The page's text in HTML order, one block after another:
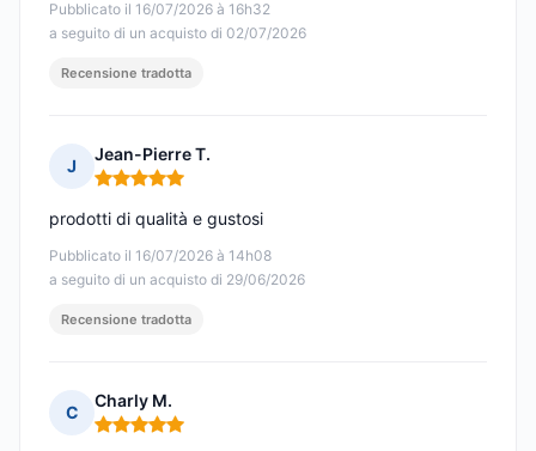
Pubblicato il 16/07/2026 à 16h32
a seguito di un acquisto di 02/07/2026
Recensione tradotta
J
Jean-Pierre T.
Nota: 5 su 5
Pubblicato il 16/07/2026 à 14h08
a seguito di un acquisto di 29/06/2026
prodotti di qualità e gustosi
Recensione tradotta
C
Charly M.
Nota: 5 su 5